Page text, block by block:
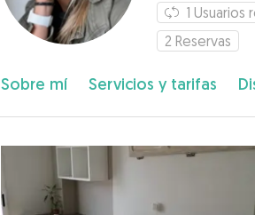
1 Usuarios
2 Reservas
Sobre mí Servicios y tarifas